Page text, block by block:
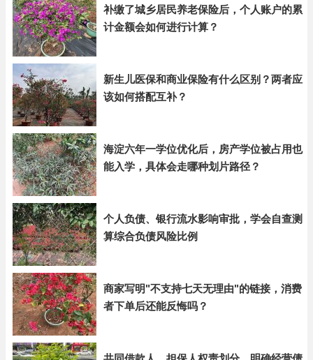
补缴了城乡居民养老保险后，个人账户的累
计金额会如何进行计算？
新生儿医保和商业保险有什么区别？两者应
该如何搭配互补？
海淀六年一学位优化后，房产学位被占用也
能入学，具体会走哪种划片路径？
个人负债、银行流水影响审批，学会自查测
算综合负债风险比例
商家写明"不支持七天无理由"的链接，消费
者下单后还能反悔吗？